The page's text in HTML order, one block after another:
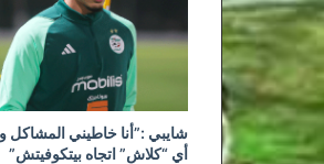
شايبي :”أنا خاطيني المشاكل
أي “كلاش” اتجاه بيتكوفيتش”